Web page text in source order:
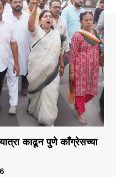
यात्रा काढून पुणे काँग्रेसच्या